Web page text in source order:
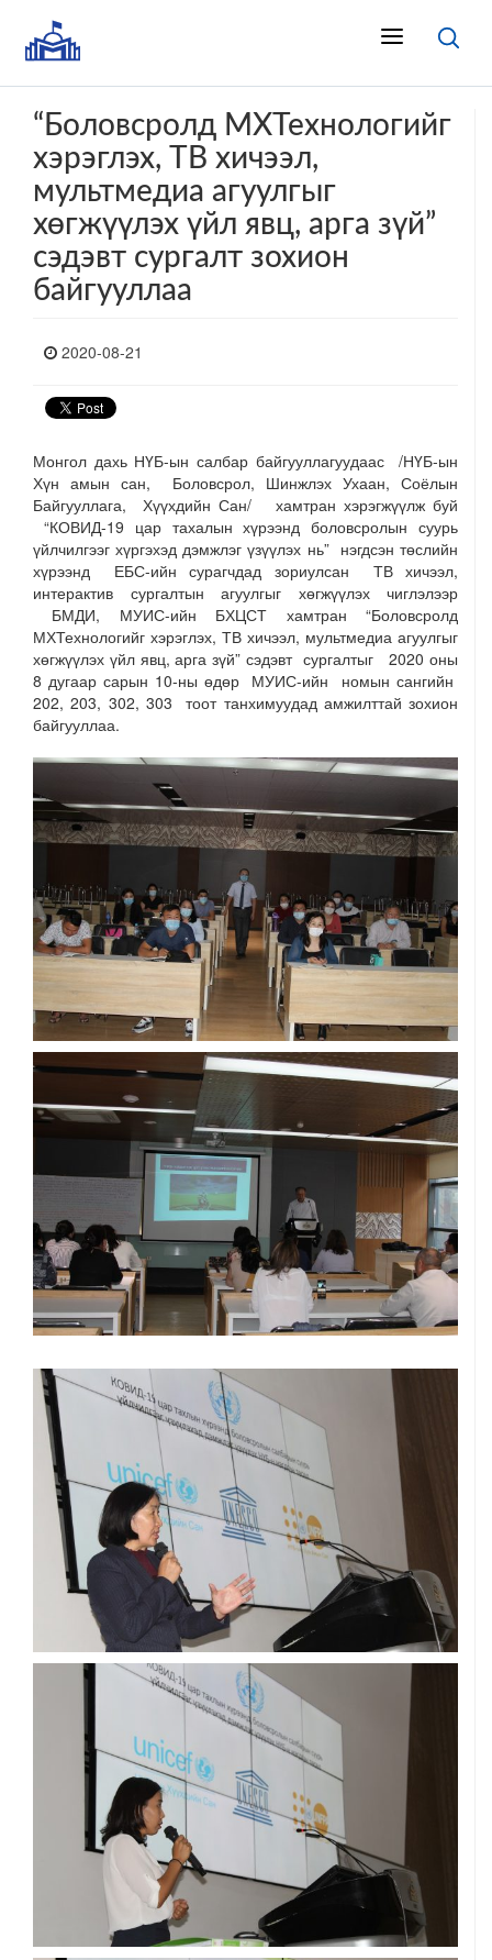
“Боловсролд МХТехнологийг
хэрэглэх, ТВ хичээл,
мультмедиа агуулгыг
хөгжүүлэх үйл явц, арга зүй”
сэдэвт сургалт зохион
байгууллаа
2020-08-21
Монгол дахь НҮБ-ын салбар байгууллагуудаас /НҮБ-ын
Хүн амын сан, Боловсрол, Шинжлэх Ухаан, Соёлын
Байгууллага, Хүүхдийн Сан/ хамтран хэрэгжүүлж буй
“КОВИД-19 цар тахалын хүрээнд боловсролын суурь
үйлчилгээг хүргэхэд дэмжлэг үзүүлэх нь” нэгдсэн төслийн
хүрээнд ЕБС-ийн сурагчдад зориулсан ТВ хичээл,
интерактив сургалтын агуулгыг хөгжүүлэх чиглэлээр
БМДИ, МУИС-ийн БХЦСТ хамтран “Боловсролд
МХТехнологийг хэрэглэх, ТВ хичээл, мультмедиа агуулгыг
хөгжүүлэх үйл явц, арга зүй” сэдэвт сургалтыг 2020 оны
8 дугаар сарын 10-ны өдөр МУИС-ийн номын сангийн
202, 203, 302, 303 тоот танхимуудад амжилттай зохион
байгууллаа.